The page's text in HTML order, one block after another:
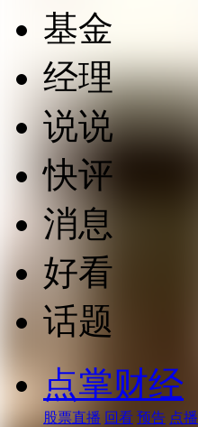
基金
经理
说说
快评
消息
好看
话题
点掌财经
股票直播 回看 预告 点播